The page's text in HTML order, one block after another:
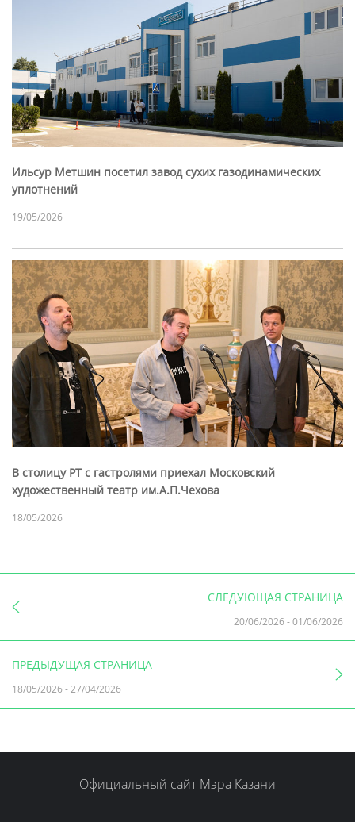
Ильсур Метшин посетил завод сухих газодинамических
уплотнений
19/05/2026
В столицу РТ с гастролями приехал Московский
художественный театр им.А.П.Чехова
18/05/2026
СЛЕДУЮЩАЯ СТРАНИЦА
20/06/2026 -01/06/2026
ПРЕДЫДУЩАЯ СТРАНИЦА
18/05/2026 -27/04/2026
Официальный сайт Мэра Казани